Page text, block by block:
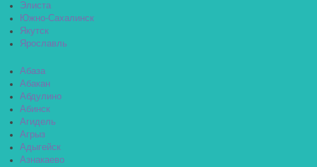
Элиста
Южно-Сахалинск
Якутск
Ярославль
Абаза
Абакан
Абдулино
Абинск
Агидель
Агрыз
Адыгейск
Азнакаево